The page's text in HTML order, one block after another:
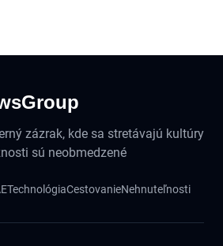
zázrak, kde sa stretávajú kultúry
sú neobmedzené
TechnológiaCestovanieNehnuteľnosti